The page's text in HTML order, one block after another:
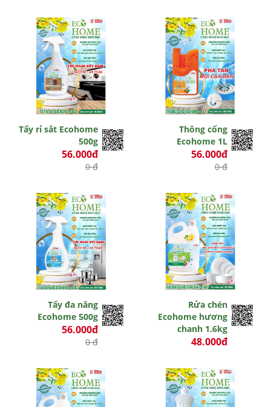
Tẩy rỉ sắt Ecohome
500g
56.000đ
0 đ
Thông cống
Ecohome 1L
56.000đ
0 đ
Tẩy đa năng
Ecohome 500g
56.000đ
0 đ
Rửa chén
Ecohome hương
chanh 1.6kg
48.000đ